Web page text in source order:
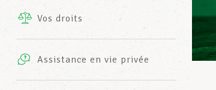
INFO-CENTER
Vos droits
Assistance en vie privée
complémentaires